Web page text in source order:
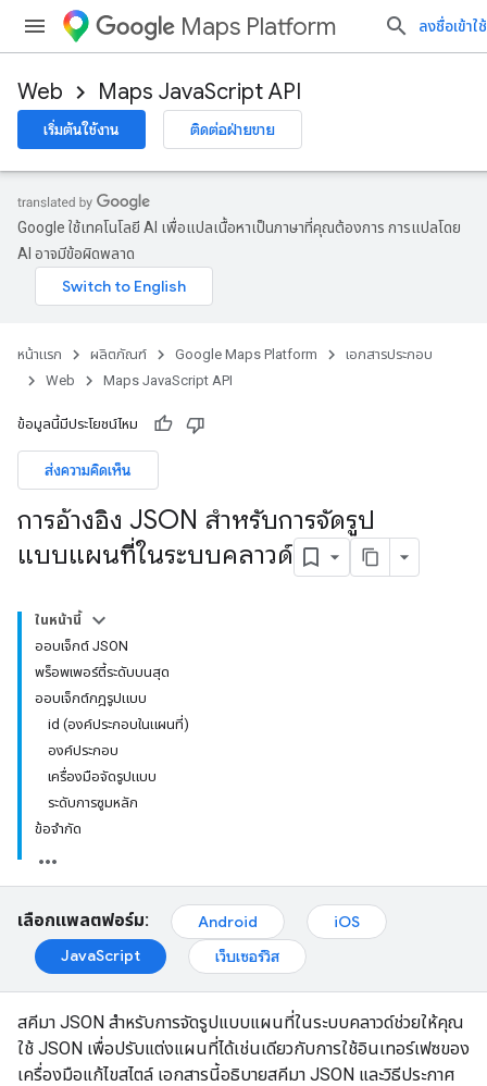
Maps Platform ลงชื่อเข้าใช้
Web Maps JavaScript API
เริ่มต้นใช้งาน ติดต่อฝ่ายขาย
Google ใช้เทคโนโลยี AI เพื่อแปลเนื้อหาเป็นภาษาที่คุณต้องการ การแปลโดย
AI อาจมีข้อผิดพลาด
หน้าแรก ผลิตภัณฑ์ Google Maps Platform
เอกสารประกอบ
Web
Maps JavaScript API
ข้อมูลนี้มีประโยชน์ไหม
ส่งความคิดเห็น
การอ้างอิง JSON สำหรับการจัดรูป
แบบแผนที่ในระบบคลาวด์
ในหน้านี้
ออบเจ็กต์ JSON
พร็อพเพอร์ตี้ระดับบนสุด
ออบเจ็กต์กฎรูปแบบ
id (องค์ประกอบในแผนที่)
องค์ประกอบ
เครื่องมือจัดรูปแบบ
ระดับการซูมหลัก
ข้อจำกัด
เลือกแพลตฟอร์ม: Android
iOS
JavaScript
เว็บเซอร์วิส
สคีมา JSON สำหรับการจัดรูปแบบแผนที่ในระบบคลาวด์ช่วยให้คุณ
ใช้ JSON เพื่อปรับแต่งแผนที่ได้เช่นเดียวกับการใช้อินเทอร์เฟซของ
เครื่องมือแก้ไขสไตล์ เอกสารนี้อธิบายสคีมา JSON และวิธีประกาศ